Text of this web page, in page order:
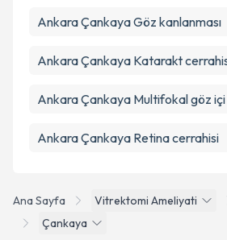
Ana Sayfa Vitrektomi Ameliyati
Çankaya
Ankara Çankaya Göz kanlanması
Ankara Çankaya Katarakt
Ankara Çankaya Multifokal göz
Ankara Çankaya Retina cerrahisi